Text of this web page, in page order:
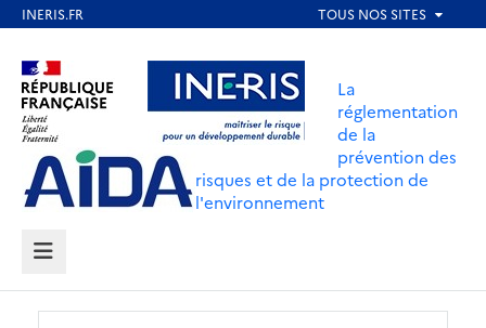
contenu
principal
Aller au contenu Aller au menu
Aller au pied de page
La
réglementation
de la
prévention des
risques et de la protection de
l'environnement
MENU